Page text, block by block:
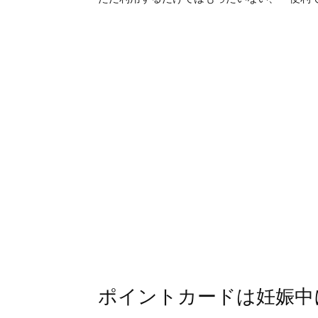
ポイントカードは妊娠